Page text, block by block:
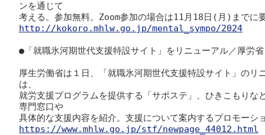
ンを通じて
http://kokoro.mhlw.go.jp/mental_sympo/2024
●「就職氷河期世代支援特設サイト」をリニューアル／厚労省
厚生労働省は１日、「就職氷河期世代支援特設サイト」のリ
は、
就労支援プログラムを提供する「サポステ」、ひきこもりな
専門窓口や
https://www.mhlw.go.jp/stf/newpage_44012.html